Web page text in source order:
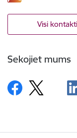
Visi kontakti
Sekojiet mums